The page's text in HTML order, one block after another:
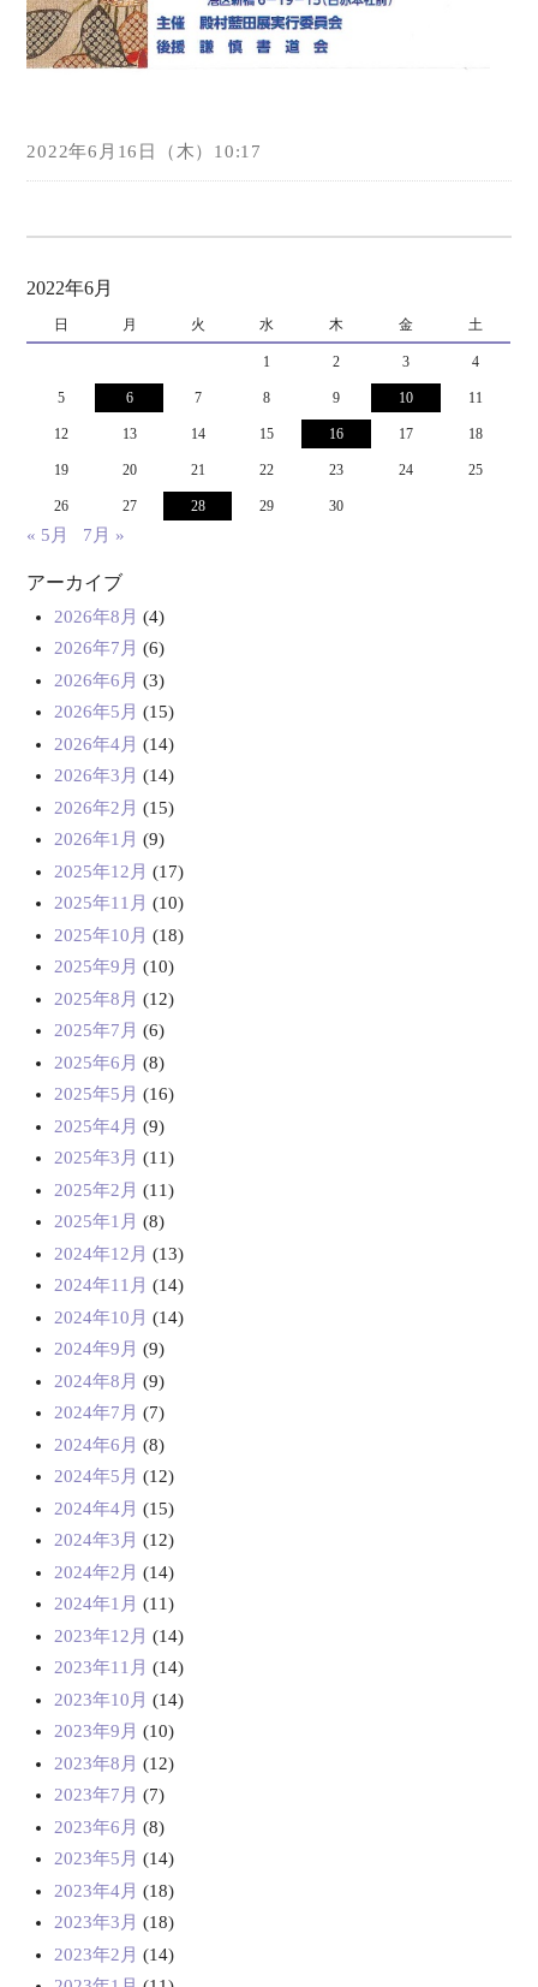
2022年6月16日（木）10:17
2022年6月
日 月 火 水 木 金 土
1 2 3 4
5 6 7 8 9 10 11
12 13 14 15 16 17 18
19 20 21 22 23 24 25
26 27 28 29 30
« 5月 7月 »
アーカイブ
2026年8月 (4)
2026年7月 (6)
2026年6月 (3)
2026年5月 (15)
2026年4月 (14)
2026年3月 (14)
2026年2月 (15)
2026年1月 (9)
2025年12月 (17)
2025年11月 (10)
2025年10月 (18)
2025年9月 (10)
2025年8月 (12)
2025年7月 (6)
2025年6月 (8)
2025年5月 (16)
2025年4月 (9)
2025年3月 (11)
2025年2月 (11)
2025年1月 (8)
2024年12月 (13)
2024年11月 (14)
2024年10月 (14)
2024年9月 (9)
2024年8月 (9)
2024年7月 (7)
2024年6月 (8)
2024年5月 (12)
2024年4月 (15)
2024年3月 (12)
2024年2月 (14)
2024年1月 (11)
2023年12月 (14)
2023年11月 (14)
2023年10月 (14)
2023年9月 (10)
2023年8月 (12)
2023年7月 (7)
2023年6月 (8)
2023年5月 (14)
2023年4月 (18)
2023年3月 (18)
2023年2月 (14)